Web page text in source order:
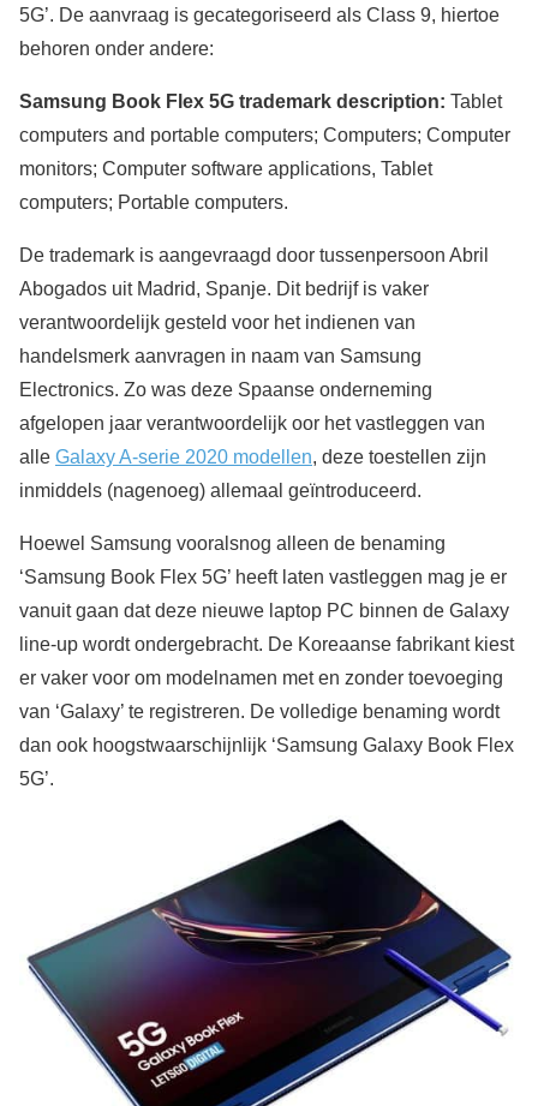
5G’. De aanvraag is gecategoriseerd als Class 9, hiertoe
behoren onder andere:
Samsung Book Flex 5G trademark description: Tablet
computers and portable computers; Computers; Computer
monitors; Computer software applications, Tablet
computers; Portable computers.
De trademark is aangevraagd door tussenpersoon Abril
Abogados uit Madrid, Spanje. Dit bedrijf is vaker
verantwoordelijk gesteld voor het indienen van
handelsmerk aanvragen in naam van Samsung
Electronics. Zo was deze Spaanse onderneming
afgelopen jaar verantwoordelijk oor het vastleggen van
alle Galaxy A-serie 2020 modellen, deze toestellen zijn
inmiddels (nagenoeg) allemaal geïntroduceerd.
Hoewel Samsung vooralsnog alleen de benaming
‘Samsung Book Flex 5G’ heeft laten vastleggen mag je er
vanuit gaan dat deze nieuwe laptop PC binnen de Galaxy
line-up wordt ondergebracht. De Koreaanse fabrikant kiest
er vaker voor om modelnamen met en zonder toevoeging
van ‘Galaxy’ te registreren. De volledige benaming wordt
dan ook hoogstwaarschijnlijk ‘Samsung Galaxy Book Flex
5G’.